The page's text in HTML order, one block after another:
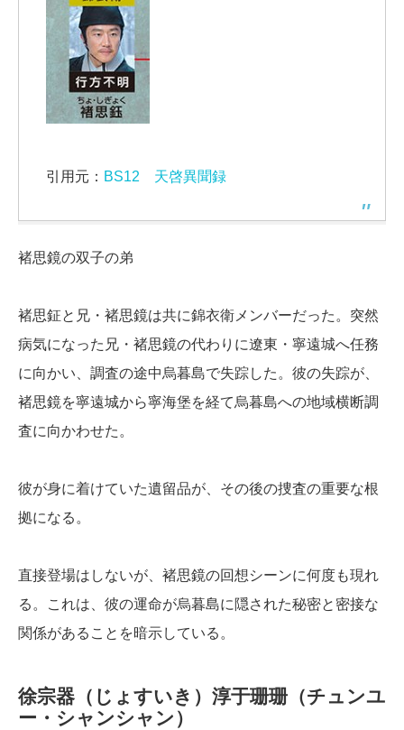
引用元： BS12 天啓異聞録
褚思鏡の双子の弟
褚思鉦と兄・褚思鏡は共に錦衣衛メンバーだった。突然
病気になった兄・褚思鏡の代わりに遼東・寧遠城へ任務
に向かい、調査の途中烏暮島で失踪した。彼の失踪が、
褚思鏡を寧遠城から寧海堡を経て烏暮島への地域横断調
査に向かわせた。
彼が身に着けていた遺留品が、その後の捜査の重要な根
拠になる。
直接登場はしないが、褚思鏡の回想シーンに何度も現れ
る。これは、彼の運命が烏暮島に隠された秘密と密接な
関係があることを暗示している。
徐宗器（じょすいき） 淳于珊珊（チュンユ
ー・シャンシャン）